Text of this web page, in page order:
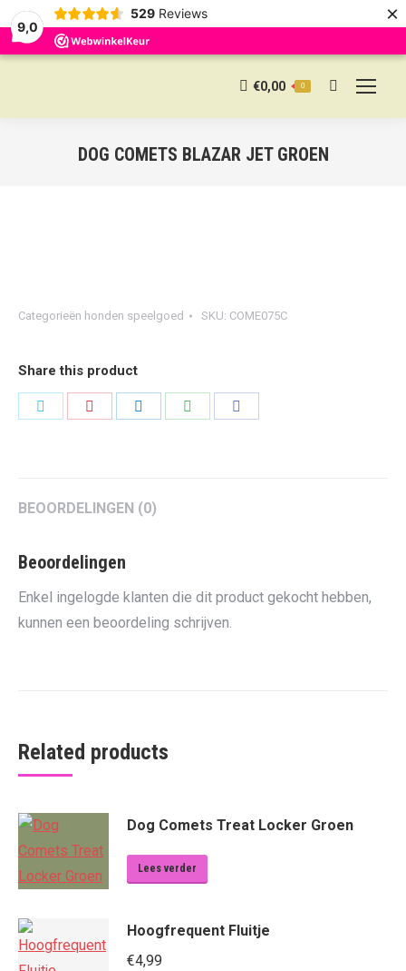
9,0
529 Reviews ×
€0,00 0 Search:
DOG COMETS BLAZAR JET GROEN
Categorieën honden speelgoed SKU: COME075C
Share this product
BEOORDELINGEN (0)
Beoordelingen
Enkel ingelogde klanten die dit product gekocht hebben,
kunnen een beoordeling schrijven.
Related products
Dog Comets Treat Locker Groen
Lees verder
Hoogfrequent Fluitje
€4,99